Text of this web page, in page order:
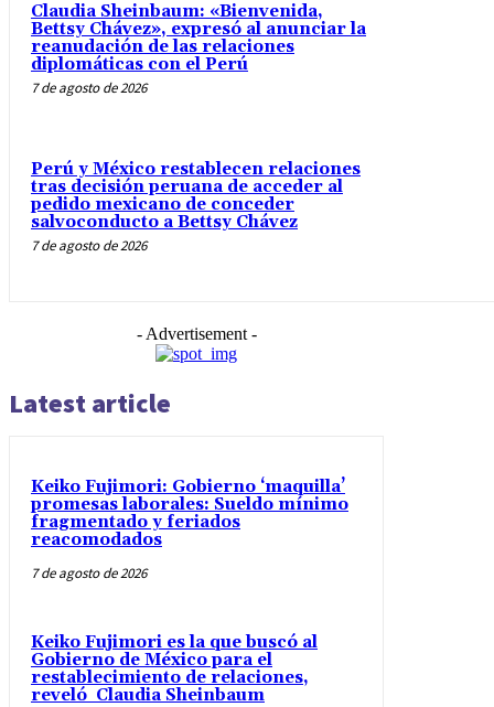
Claudia Sheinbaum: «Bienvenida,
Bettsy Chávez», expresó al anunciar la
reanudación de las relaciones
diplomáticas con el Perú
7 de agosto de 2026
Perú y México restablecen relaciones
tras decisión peruana de acceder al
pedido mexicano de conceder
salvoconducto a Bettsy Chávez
7 de agosto de 2026
- Advertisement -
Latest article
Keiko Fujimori: Gobierno ‘maquilla’
promesas laborales: Sueldo mínimo
fragmentado y feriados
reacomodados
7 de agosto de 2026
Keiko Fujimori es la que buscó al
Gobierno de México para el
restablecimiento de relaciones,
reveló Claudia Sheinbaum